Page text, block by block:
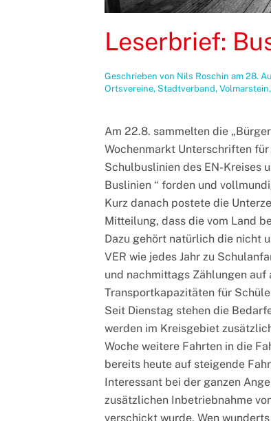
Leserbrief:
Geschrieben von Nils Roschin am 28.
Ortsvereine, Stadtverband, Volmarstein,
Am 22.8. sammelten die
Wochenmarkt Unterschriften
Schulbuslinien des EN-Kreises
Buslinien “ forden und
Kurz danach postete die
Mitteilung, dass die vom Land
Dazu gehört natürlich die nicht
VER wie jedes Jahr zu
und nachmittags Zählungen
Transportkapazitäten für
Seit Dienstag stehen die
werden im Kreisgebiet
Woche weitere Fahrten in die
bereits heute auf steigende
Interessant bei der ganzen
zusätzlichen Inbetriebnahme
verschickt wurde. Wen